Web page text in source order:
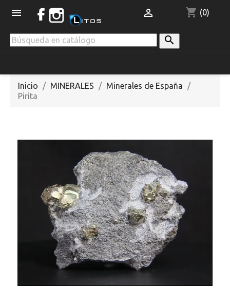
 shopping_cart (0)


Inicio MINERALES
Minerales de España
Pirita